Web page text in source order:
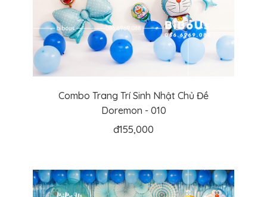
Combo Trang Trí Sinh Nhật Chủ Đề
Doremon - 010
đ155,000